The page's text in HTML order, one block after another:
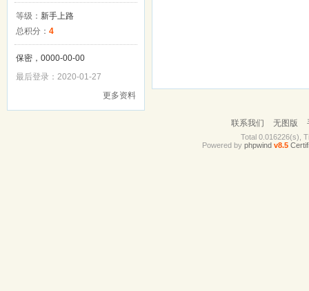
等级： 新手上路
总积分： 4
保密，0000-00-00
最后登录：2020-01-27
更多资料
联系我们 无图版
Total 0.016226(s),
Powered by phpwind v8.5